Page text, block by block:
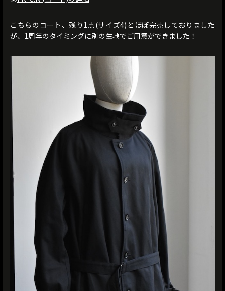
こちらのコート、残り1点(サイズ4)とほぼ完売しておりました
が、1周年のタイミングに別の生地でご用意ができました！